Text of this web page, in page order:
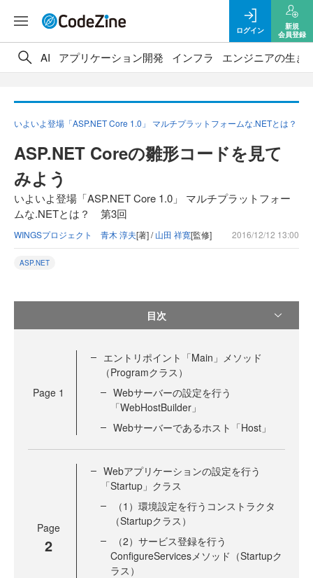
ログイン
新規
会員登録
AI アプリケーション開発 インフラ エンジニアの生き
いよいよ登場「ASP.NET Core 1.0」 マルチプラットフォームな.NETとは？
ASP.NET Coreの雛形コードを見て
みよう
いよいよ登場「ASP.NET Core 1.0」 マルチプラットフォー
ムな.NETとは？ 第3回
WINGSプロジェクト 青木 淳夫[著] /山田 祥寛[監修] 2016/12/12 13:00
ASP.NET
目次
Page 1
エントリポイント「Main」メソッド
（Programクラス）
Webサーバーの設定を行う
「WebHostBuilder」
Webサーバーであるホスト「Host」
Page
2
Webアプリケーションの設定を行う
「Startup」クラス
（1）環境設定を行うコンストラクタ
（Startupクラス）
（2）サービス登録を行う
ConfigureServicesメソッド（Startupク
ラス）